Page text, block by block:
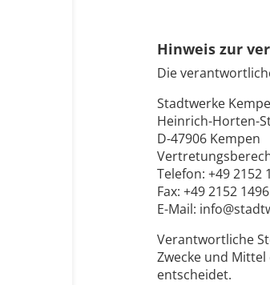
Hinweis zur
Die
Stadtwerke
Heinrich-Horten-
D-47906 Kempen
Telefon: +49 2152
Fax: +49 2152
E-Mail:
Verantwortliche
Zwecke und
entscheidet.